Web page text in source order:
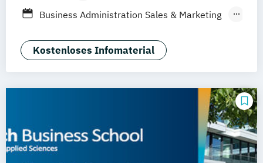
Berufsbegleitendes Präsenzstudium
Business Administration Sales & Marketing
Management Marketing
CRM & Vertrieb (DE/EN)
Strategic Marketing Management (DE/EN)
Kostenloses Infomaterial